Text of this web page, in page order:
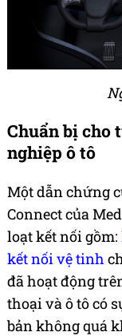
Chuẩn bị cho
nghiệp ô tô
Một dẫn chứng
Connect của
loạt kết nối gồm:
kết nối vệ tinh
đã hoạt động
thoại và ô tô có
bản không quá